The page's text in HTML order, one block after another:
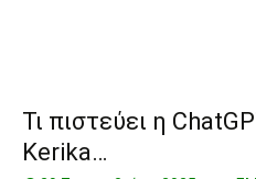
Τι πιστεύει η
Kerika…